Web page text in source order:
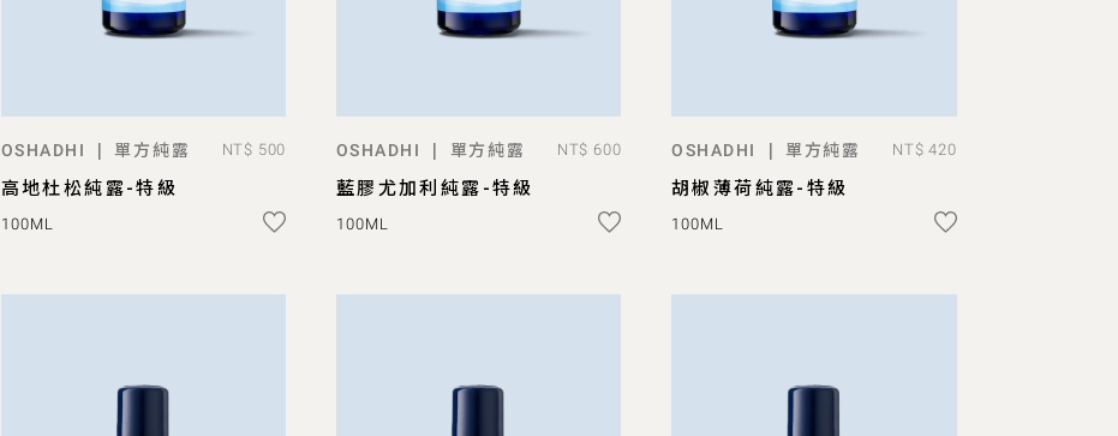
ADD TO BAG
OSHADHI | 單方純露 NT$ 500
高地杜松純露-特級
100ML
ADD TO BAG
OSHADHI | 單方純露 NT$ 600
藍膠尤加利純露-特級
100ML
ADD TO BAG
OSHADHI | 單方純露 NT$ 420
胡椒薄荷純露-特級
100ML